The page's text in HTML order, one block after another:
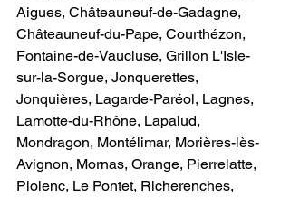
Aigues, Châteauneuf-de-Gadagne,
Châteauneuf-du-Pape, Courthézon,
Fontaine-de-Vaucluse, Grillon L'Isle-
sur-la-Sorgue, Jonquerettes,
Jonquières, Lagarde-Paréol, Lagnes,
Lamotte-du-Rhône, Lapalud,
Mondragon, Montélimar, Morières-lès-
Avignon, Mornas, Orange, Pierrelatte,
Piolenc, Le Pontet, Richerenches,